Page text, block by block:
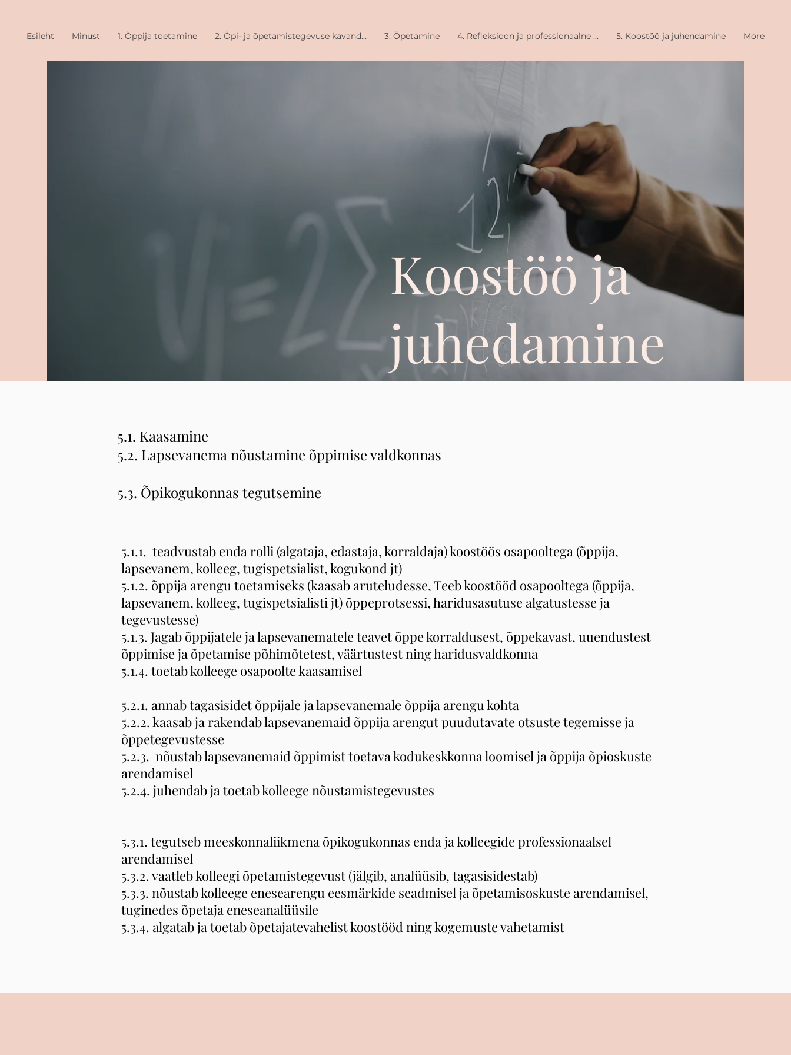
Esileht Minust 1. Õppija toetamine 2. Õpi- ja õpetamistegevuse kavand... 3. Õpetamine 4. Refleksioon ja professionaalne ... 5. Koostöö ja juhendamine More
Koostöö ja
juhedamine
5.1. Kaasamine
5.2. Lapsevanema nõustamine õppimise valdkonnas
5.3. Õpikogukonnas tegutsemine
5.1.1. teadvustab enda rolli (algataja, edastaja, korraldaja) koostöös osapooltega (õppija,
lapsevanem, kolleeg, tugispetsialist, kogukond jt)
5.1.2. õppija arengu toetamiseks (kaasab aruteludesse, Teeb koostööd osapooltega (õppija,
lapsevanem, kolleeg, tugispetsialisti jt) õppeprotsessi, haridusasutuse algatustesse ja
tegevustesse)
5.1.3. Jagab õppijatele ja lapsevanematele teavet õppe korraldusest, õppekavast, uuendustest
õppimise ja õpetamise põhimõtetest, väärtustest ning haridusvaldkonna
5.1.4. toetab kolleege osapoolte kaasamisel
5.2.1. annab tagasisidet õppijale ja lapsevanemale õppija arengu kohta
5.2.2. kaasab ja rakendab lapsevanemaid õppija arengut puudutavate otsuste tegemisse ja
õppetegevustesse
5.2.3. nõustab lapsevanemaid õppimist toetava kodukeskkonna loomisel ja õppija õpioskuste
arendamisel
5.2.4. juhendab ja toetab kolleege nõustamistegevustes
5.3.1. tegutseb meeskonnaliikmena õpikogukonnas enda ja kolleegide professionaalsel
arendamisel
5.3.2. vaatleb kolleegi õpetamistegevust (jälgib, analüüsib, tagasisidestab)
5.3.3. nõustab kolleege enesearengu eesmärkide seadmisel ja õpetamisoskuste arendamisel,
tuginedes õpetaja eneseanalüüsile
5.3.4. algatab ja toetab õpetajatevahelist koostööd ning kogemuste vahetamist